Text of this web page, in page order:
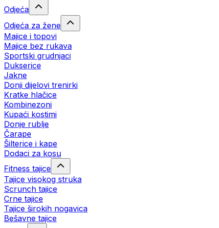
Odjeća
Odjeća za žene
Majice i topovi
Majice bez rukava
Sportski grudnjaci
Dukserice
Jakne
Donji dijelovi trenirki
Kratke hlačice
Kombinezoni
Kupaći kostimi
Donje rublje
Čarape
Šilterice i kape
Dodaci za kosu
Fitness tajice
Tajice visokog struka
Scrunch tajice
Crne tajice
Tajice širokih nogavica
Bešavne tajice